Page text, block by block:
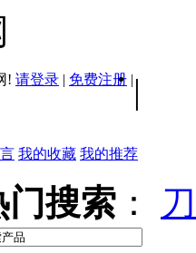
! 请登录 | 免费注册 | |
我的收藏 我的推荐
门搜索 ：